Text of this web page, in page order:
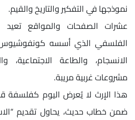
نموذجها في التفكير والتاريخ والقيم.
عشرات الصفحات والمواقع تعيد
الفلسفي الذي أسسه
الانسجام، والطاعة الاجتماعية،
مشروعات غربية مريبة.
هذا الإرث لا يُعرض اليوم كفلسفة
ضمن خطاب حديث، يحاول تقديم